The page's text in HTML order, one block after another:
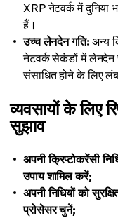
XRP नेटवर्क में दुनिया
हैं।
उच्च लेनदेन गति: अन्य
नेटवर्क सेकंडों में
संसाधित होने के लिए
व्यवसायों के लिए
सुझाव
अपनी क्रिप्टोकरेंसी
उपाय शामिल करें;
अपनी निधियों को
प्रोसेसर चुनें;